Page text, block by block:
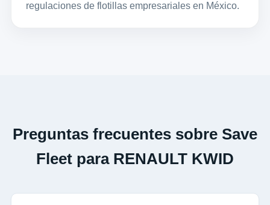
regulaciones de flotillas empresariales en México.
Preguntas frecuentes sobre Save
Fleet para RENAULT KWID